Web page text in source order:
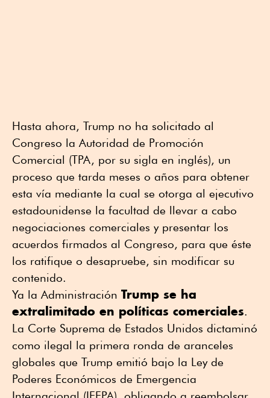
Hasta ahora, Trump no ha solicitado al
Congreso la Autoridad de Promoción
Comercial (TPA, por su sigla en inglés), un
proceso que tarda meses o años para obtener
esta vía mediante la cual se otorga al ejecutivo
estadounidense la facultad de llevar a cabo
negociaciones comerciales y presentar los
acuerdos firmados al Congreso, para que éste
los ratifique o desapruebe, sin modificar su
contenido.
Ya la Administración Trump se ha
extralimitado en políticas comerciales.
La Corte Suprema de Estados Unidos dictaminó
como ilegal la primera ronda de aranceles
globales que Trump emitió bajo la Ley de
Poderes Económicos de Emergencia